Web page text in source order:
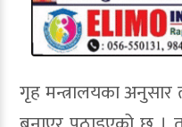
गृह मन्त्रालयका अनुसार